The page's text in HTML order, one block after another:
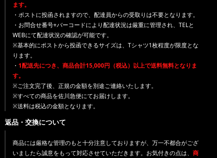
ます。
・ポストに投函されますので、配達員からの受取りは不要となります。
・お問合せ番号+バーコードにより配達状況は厳重に管理され、TELと
WEBにて配達状況の確認が可能です。
※基本的にポストから投函できるサイズは、Tシャツ1枚程度が限度とな
ります。
・ 1配送先につき、商品合計15,000円（税込）以上で送料無料となりま
す。
※ご注文完了後、正規の金額を別途ご連絡いたします。
※すべての商品を佐川急便にてお届けします。
※送料は税込の金額となります。
返品・交換について
商品には厳格な管理のもと十分注意しておりますが、万一不都合がござ
いましたら誠意をもって対応させていただきます。お気付きの点は、 商